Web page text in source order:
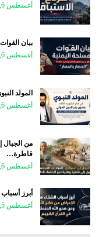
أغسطس 6, 2026
بيان
أغسطس 6, 2026
المولد
أغسطس 6, 2026
من الجبال
قاطرة…
أغسطس 6, 2026
أبرز
أغسطس 5, 2026